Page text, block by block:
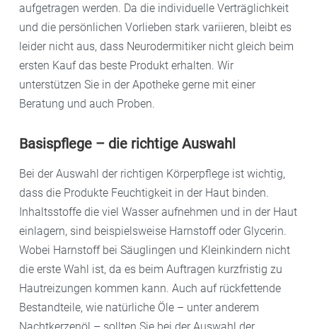
aufgetragen werden. Da die individuelle Verträglichkeit
und die persönlichen Vorlieben stark variieren, bleibt es
leider nicht aus, dass Neurodermitiker nicht gleich beim
ersten Kauf das beste Produkt erhalten. Wir
unterstützen Sie in der Apotheke gerne mit einer
Beratung und auch Proben.
Basispflege – die richtige Auswahl
Bei der Auswahl der richtigen Körperpflege ist wichtig,
dass die Produkte Feuchtigkeit in der Haut binden.
Inhaltsstoffe die viel Wasser aufnehmen und in der Haut
einlagern, sind beispielsweise Harnstoff oder Glycerin.
Wobei Harnstoff bei Säuglingen und Kleinkindern nicht
die erste Wahl ist, da es beim Auftragen kurzfristig zu
Hautreizungen kommen kann. Auch auf rückfettende
Bestandteile, wie natürliche Öle – unter anderem